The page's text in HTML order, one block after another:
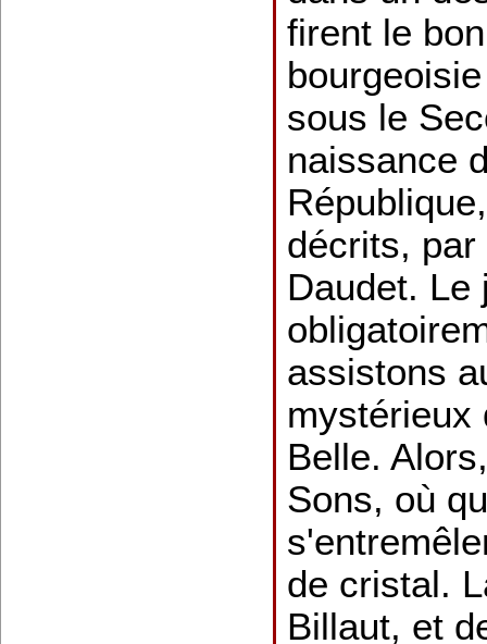
firent le
sous le
naissance
décrits,
Daudet. Le
assistons
mystérieux
Belle.
Sons, où
de cristal.
Billaut, et